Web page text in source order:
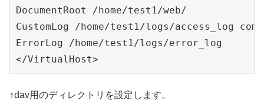
DocumentRoot /home/test1/web/
CustomLog /home/test1/logs/access_log
ErrorLog /home/test1/logs/error_log
</VirtualHost>
↑dav用のディレクトリを設定します。